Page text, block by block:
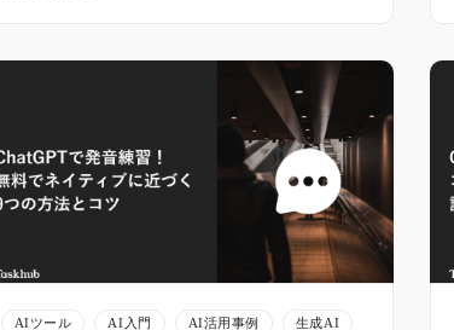
AIツール AI入門 AI活用事例 生成AI